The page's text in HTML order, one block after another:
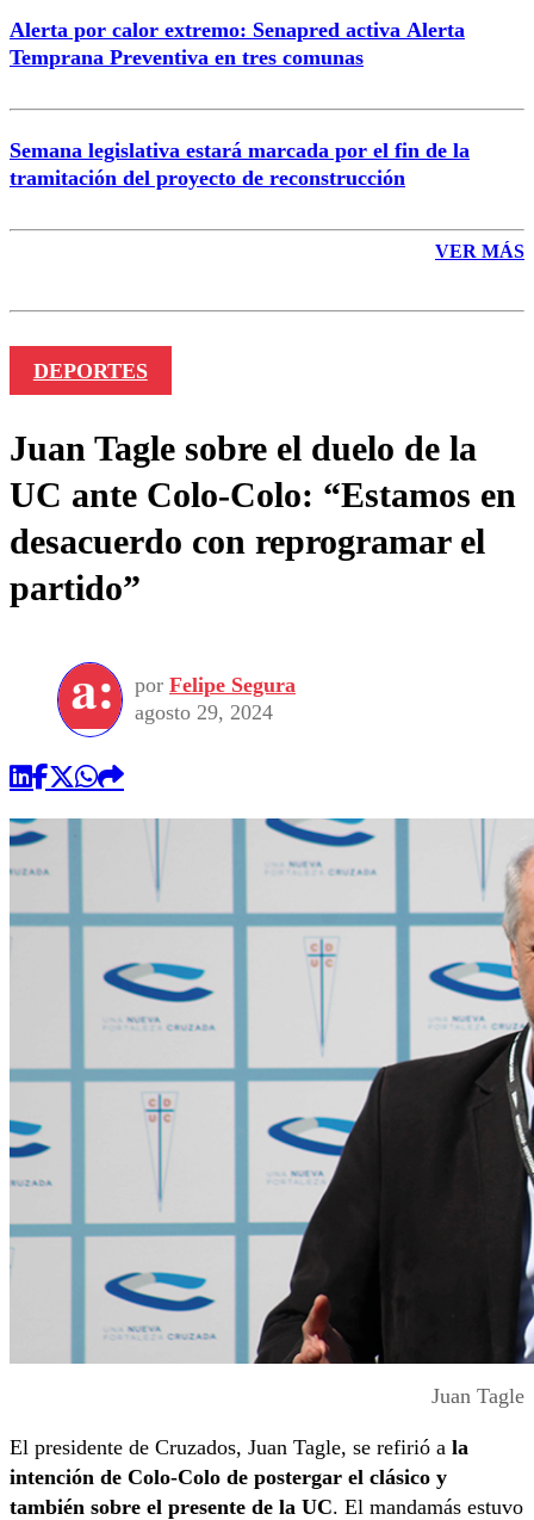
Alerta por calor extremo: Senapred activa Alerta
Temprana Preventiva en tres comunas
Semana legislativa estará marcada por el fin de la
tramitación del proyecto de reconstrucción
VER MÁS
DEPORTES
Juan Tagle sobre el duelo de la
UC ante Colo-Colo: “Estamos en
desacuerdo con reprogramar el
partido”
por Felipe Segura
agosto 29, 2024
Juan Tagle
El presidente de Cruzados, Juan Tagle, se refirió a la
intención de Colo-Colo de postergar el clásico y
también sobre el presente de la UC. El mandamás estuvo